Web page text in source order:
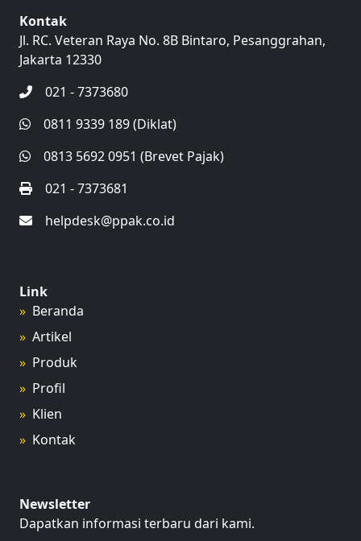
Kontak
Jl. RC. Veteran Raya No. 8B Bintaro, Pesanggrahan,
Jakarta 12330
021 - 7373680
0811 9339 189 (Diklat)
0813 5692 0951 (Brevet Pajak)
021 - 7373681
helpdesk@ppak.co.id
Link
Beranda
Artikel
Produk
Profil
Klien
Kontak
Newsletter
Dapatkan informasi terbaru dari kami.